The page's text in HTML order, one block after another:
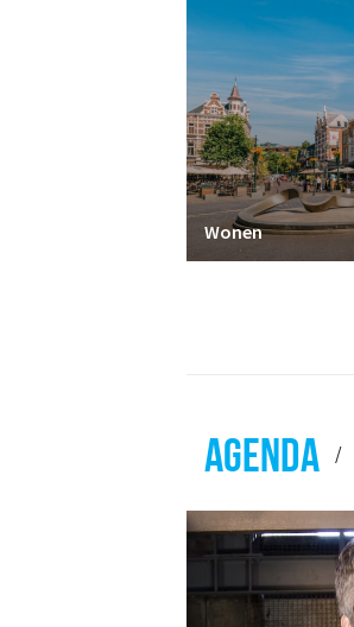
Wonen
AGENDA